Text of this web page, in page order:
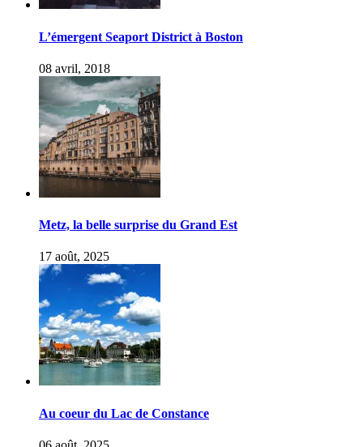
L’émergent Seaport District à Boston
08 avril, 2018
Metz, la belle surprise du Grand Est
17 août, 2025
Au coeur du Lac de Constance